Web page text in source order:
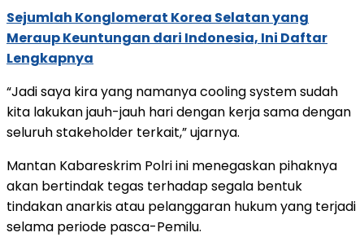
Sejumlah Konglomerat Korea Selatan yang
Meraup Keuntungan dari Indonesia, Ini Daftar
Lengkapnya
“Jadi saya kira yang namanya cooling system sudah
kita lakukan jauh-jauh hari dengan kerja sama dengan
seluruh stakeholder terkait,” ujarnya.
Mantan Kabareskrim Polri ini menegaskan pihaknya
akan bertindak tegas terhadap segala bentuk
tindakan anarkis atau pelanggaran hukum yang terjadi
selama periode pasca-Pemilu.